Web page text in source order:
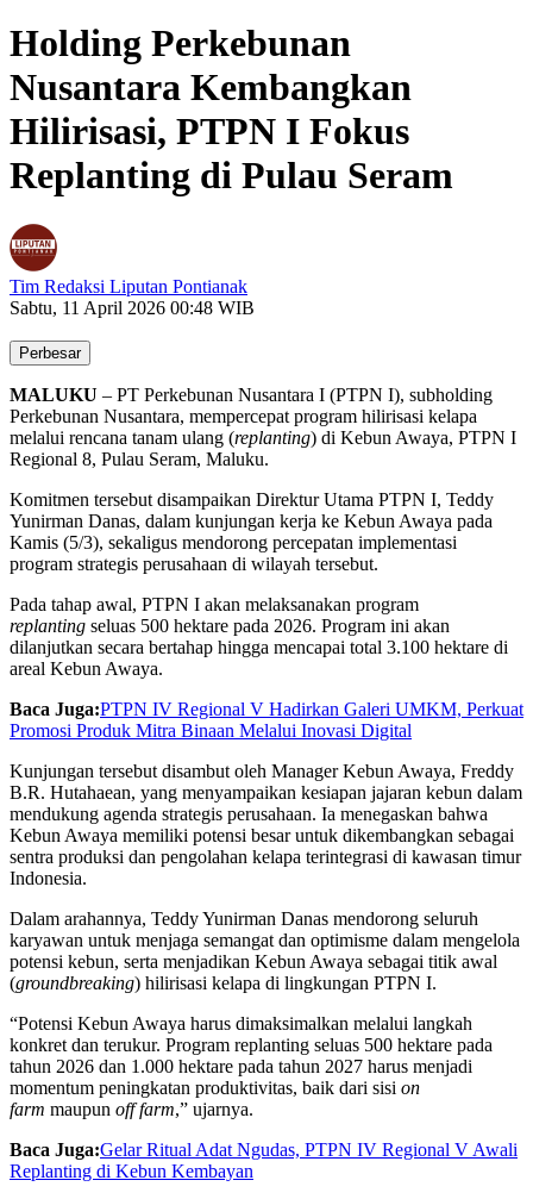
Holding Perkebunan
Nusantara Kembangkan
Hilirisasi, PTPN I Fokus
Replanting di Pulau Seram
Tim Redaksi Liputan Pontianak
Sabtu, 11 April 2026 00:48 WIB
Perbesar
MALUKU – PT Perkebunan Nusantara I (PTPN I), subholding
Perkebunan Nusantara, mempercepat program hilirisasi kelapa
melalui rencana tanam ulang (replanting) di Kebun Awaya, PTPN I
Regional 8, Pulau Seram, Maluku.
Komitmen tersebut disampaikan Direktur Utama PTPN I, Teddy
Yunirman Danas, dalam kunjungan kerja ke Kebun Awaya pada
Kamis (5/3), sekaligus mendorong percepatan implementasi
program strategis perusahaan di wilayah tersebut.
Pada tahap awal, PTPN I akan melaksanakan program
replanting seluas 500 hektare pada 2026. Program ini akan
dilanjutkan secara bertahap hingga mencapai total 3.100 hektare di
areal Kebun Awaya.
Baca Juga:PTPN IV Regional V Hadirkan Galeri UMKM, Perkuat
Promosi Produk Mitra Binaan Melalui Inovasi Digital
Kunjungan tersebut disambut oleh Manager Kebun Awaya, Freddy
B.R. Hutahaean, yang menyampaikan kesiapan jajaran kebun dalam
mendukung agenda strategis perusahaan. Ia menegaskan bahwa
Kebun Awaya memiliki potensi besar untuk dikembangkan sebagai
sentra produksi dan pengolahan kelapa terintegrasi di kawasan timur
Indonesia.
Dalam arahannya, Teddy Yunirman Danas mendorong seluruh
karyawan untuk menjaga semangat dan optimisme dalam mengelola
potensi kebun, serta menjadikan Kebun Awaya sebagai titik awal
(groundbreaking) hilirisasi kelapa di lingkungan PTPN I.
“Potensi Kebun Awaya harus dimaksimalkan melalui langkah
konkret dan terukur. Program replanting seluas 500 hektare pada
tahun 2026 dan 1.000 hektare pada tahun 2027 harus menjadi
momentum peningkatan produktivitas, baik dari sisi on
farm maupun off farm,” ujarnya.
Baca Juga:Gelar Ritual Adat Ngudas, PTPN IV Regional V Awali
Replanting di Kebun Kembayan